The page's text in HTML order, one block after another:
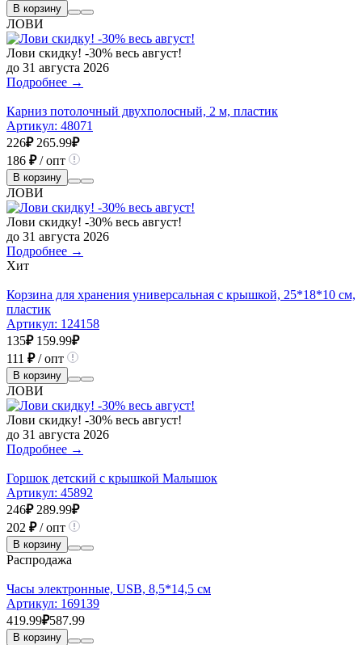
В корзину
ЛОВИ
Лови скидку! -30% весь август!
до 31 августа 2026
Подробнее →
Карниз потолочный двухполосный, 2 м, пластик
Артикул: 48071
226₽ 265.99₽
186 ₽/ опт
В корзину
ЛОВИ
Лови скидку! -30% весь август!
до 31 августа 2026
Подробнее →
Хит
Корзина для хранения универсальная с крышкой, 25*18*10 см,
пластик
Артикул: 124158
135₽ 159.99₽
111 ₽/ опт
В корзину
ЛОВИ
Лови скидку! -30% весь август!
до 31 августа 2026
Подробнее →
Горшок детский с крышкой Малышок
Артикул: 45892
246₽ 289.99₽
202 ₽/ опт
В корзину
Распродажа
Часы электронные, USB, 8,5*14,5 см
Артикул: 169139
419.99₽587.99
В корзину